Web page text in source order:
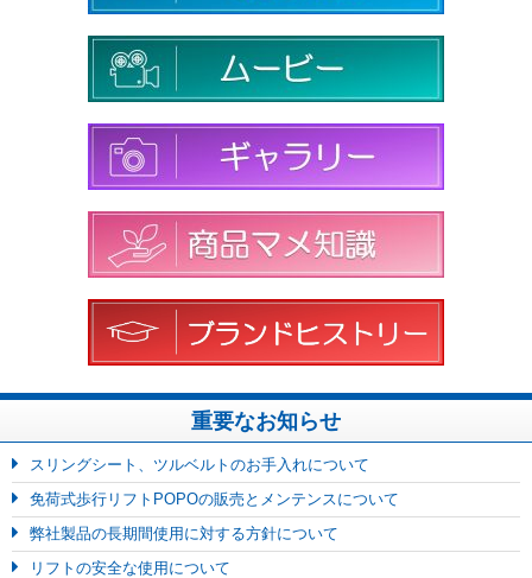
重要なお知らせ
スリングシート、ツルベルトのお手入れについて
免荷式歩行リフトPOPOの販売とメンテンスについて
弊社製品の長期間使用に対する方針について
リフトの安全な使用について